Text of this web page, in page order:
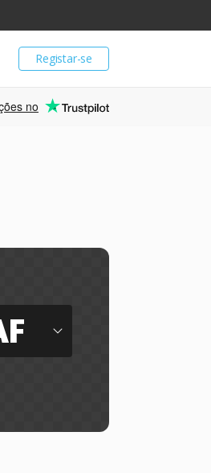
Registar-se
no